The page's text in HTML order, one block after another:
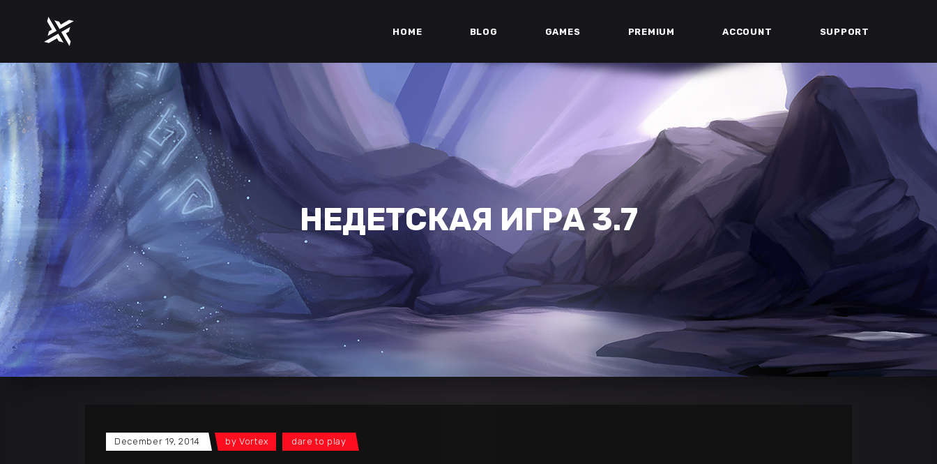
HOME BLOG GAMES PREMIUM ACCOUNT SUPPORT
НЕДЕТСКАЯ ИГРА 3.7
December 19, 2014 byVortex dare to play